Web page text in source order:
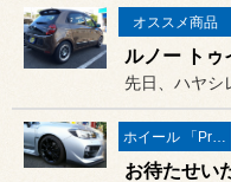
オススメ商品
ホイール 「Prodrive」